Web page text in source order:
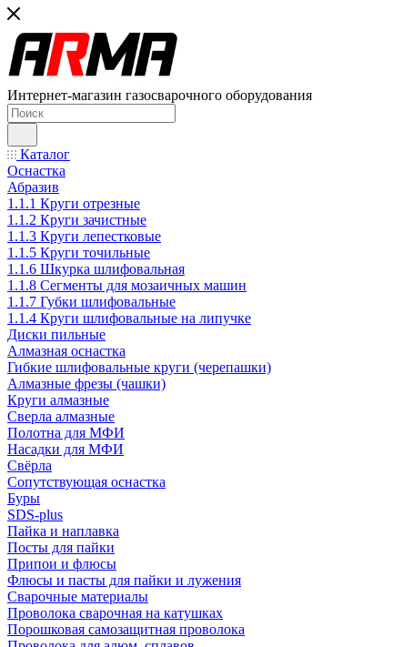
Интернет-магазин газосварочного оборудования
Каталог
Оснастка
Абразив
1.1.1 Круги отрезные
1.1.2 Круги зачистные
1.1.3 Круги лепестковые
1.1.5 Круги точильные
1.1.6 Шкурка шлифовальная
1.1.8 Сегменты для мозаичных машин
1.1.7 Губки шлифовальные
1.1.4 Круги шлифовальные на липучке
Диски пильные
Алмазная оснастка
Гибкие шлифовальные круги (черепашки)
Алмазные фрезы (чашки)
Круги алмазные
Сверла алмазные
Полотна для МФИ
Насадки для МФИ
Свёрла
Сопутствующая оснастка
Буры
SDS-plus
Пайка и наплавка
Посты для пайки
Припои и флюсы
Флюсы и пасты для пайки и лужения
Сварочные материалы
Проволока сварочная на катушках
Порошковая самозащитная проволока